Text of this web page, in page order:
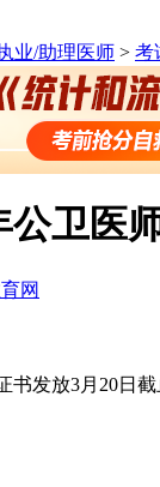
业/助理医师 > 考
公卫医
网
书发放3月20日截